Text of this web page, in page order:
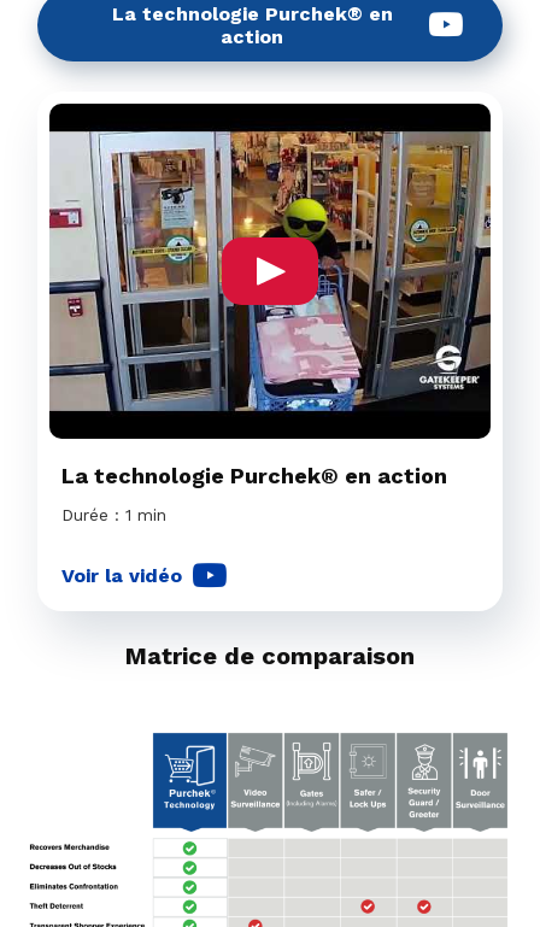
La technologie Purchek® en
action
La technologie Purchek® en action
Durée : 1 min
Voir la vidéo
Matrice de comparaison